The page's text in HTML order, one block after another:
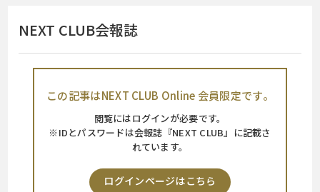
NEXT CLUB会報誌
この記事はNEXT CLUB Online 会員限定です。
閲覧にはログインが必要です。
※IDとパスワードは会報誌『NEXT CLUB』に記載さ
れています。
ログインページはこちら